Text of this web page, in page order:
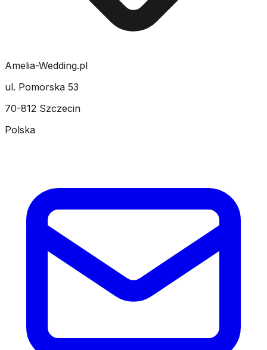
Amelia-Wedding.pl
ul. Pomorska 53
70-812 Szczecin
Polska